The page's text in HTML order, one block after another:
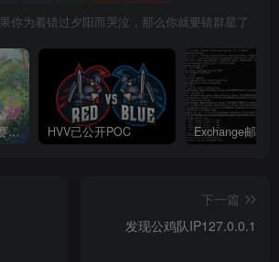
你为着错过夕阳而哭泣，那么你就要错群星了
强网杯青少年专项赛 2024 WriteUp HVV已公开POC
下一篇
发现公鸡队IP127.0.0.1